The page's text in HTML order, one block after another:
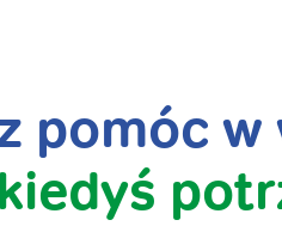
pomóc